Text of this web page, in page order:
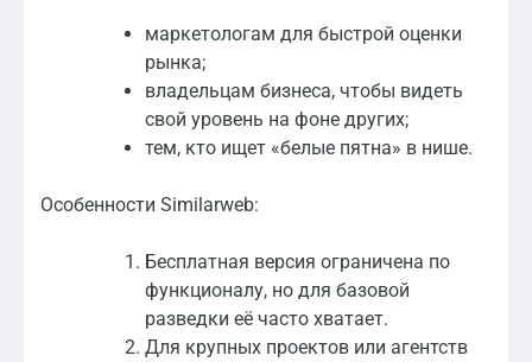
маркетологам для быстрой оценки
рынка;
владельцам бизнеса, чтобы видеть
свой уровень на фоне других;
тем, кто ищет «белые пятна» в нише.
Особенности Similarweb:
Бесплатная версия ограничена по
функционалу, но для базовой
разведки её часто хватает.
Для крупных проектов или агентств